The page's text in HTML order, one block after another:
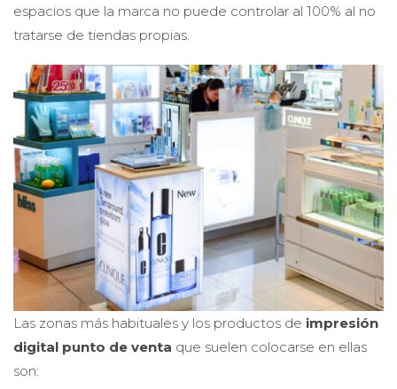
espacios que la marca no puede controlar al 100% al no
tratarse de tiendas propias.
Las zonas más habituales y los productos de impresión
digital punto de venta que suelen colocarse en ellas
son: